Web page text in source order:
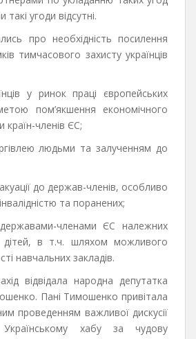
угоди відсутні.
про необхідність посилення
тимчасового захисту українців
у ринок праці європейських
пом’якшення економічного
країн-членів ЄС;
людьми та залученням до
до держав-членів, особливо
та поранених;
членами ЄС належних
дітей, в т.ч. шляхом можливого
навчальних закладів.
відвідала народна депутатка
Пані Тимошенко привітала
проведенням важливої дискусії
хабу за чудову